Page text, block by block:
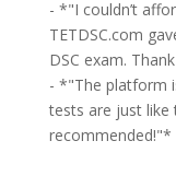
- *"I couldn’t
TETDSC.com
DSC exam.
- *"The platform
tests are just like
recommended!"*